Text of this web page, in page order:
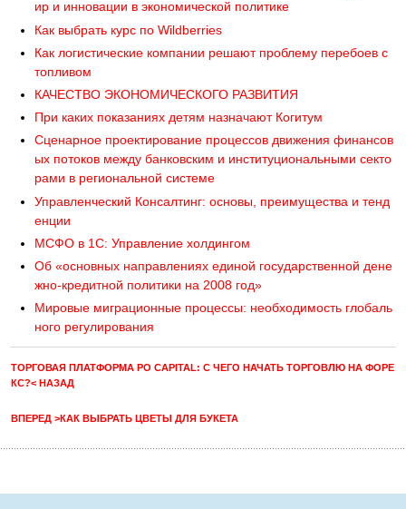
ир и инновации в экономической политике
Как выбрать курс по Wildberries
Как логистические компании решают проблему перебоев с
топливом
КАЧЕСТВО ЭКОНОМИЧЕСКОГО РАЗВИТИЯ
При каких показаниях детям назначают Когитум
Сценарное проектирование процессов движения финансов
ых потоков между банковским и институциональными секто
рами в региональной системе
Управленческий Консалтинг: основы, преимущества и тенд
енции
МСФО в 1С: Управление холдингом
Об «основных направлениях единой государственной дене
жно-кредитной политики на 2008 год»
Мировые миграционные процессы: необходимость глобаль
ного регулирования
ТОРГОВАЯ ПЛАТФОРМА PO CAPITAL: С ЧЕГО НАЧАТЬ ТОРГОВЛЮ НА ФОРЕ
КС?< НАЗАД
ВПЕРЕД >КАК ВЫБРАТЬ ЦВЕТЫ ДЛЯ БУКЕТА